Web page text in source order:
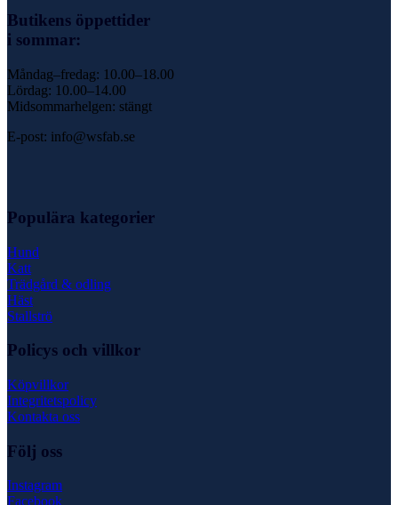
Butikens öppettider
i sommar:
Måndag–fredag: 10.00–18.00
Lördag: 10.00–14.00
Midsommarhelgen: stängt
E-post: info@wsfab.se
Populära kategorier
Hund
Katt
Trädgård & odling
Häst
Stallströ
Policys och villkor
Köpvillkor
Integritetspolicy
Kontakta oss
Följ oss
Instagram
Facebook